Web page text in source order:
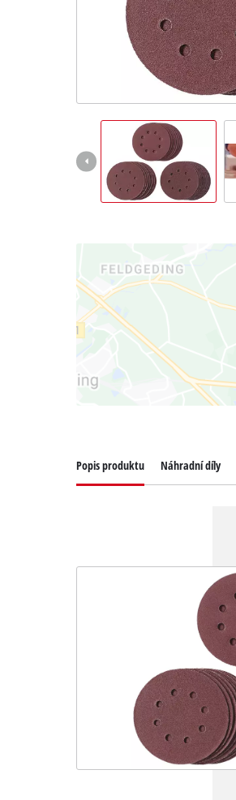
Popis produktu Náhradní díly